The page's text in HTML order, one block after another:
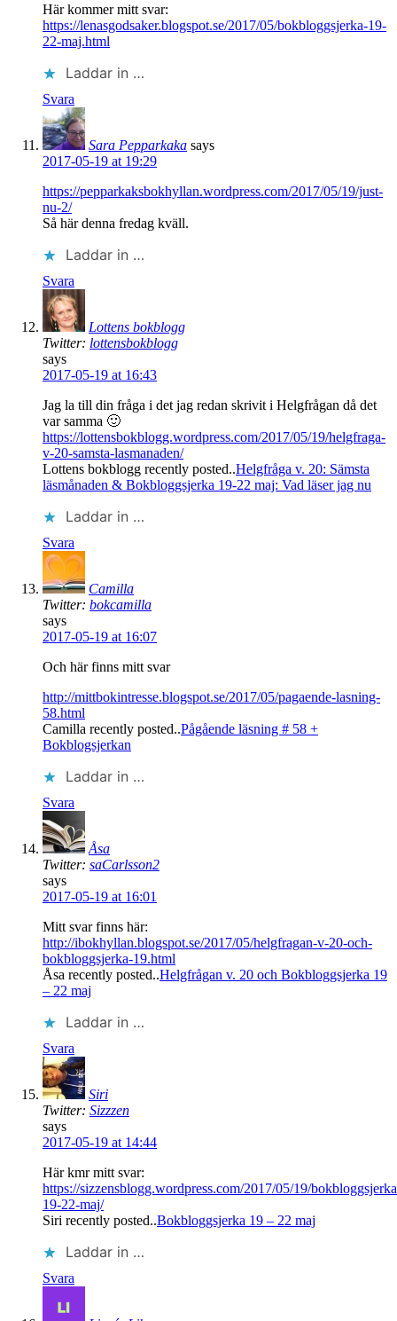
Här kommer mitt svar:
https://lenasgodsaker.blogspot.se/2017/05/bokbloggsjerka-19-
22-maj.html
Laddar in …
Svara
Sara Pepparkaka says
2017-05-19 at 19:29
https://pepparkaksbokhyllan.wordpress.com/2017/05/19/just-
nu-2/
Så här denna fredag kväll.
Laddar in …
Svara
Lottens bokblogg
Twitter: lottensbokblogg
says
2017-05-19 at 16:43
Jag la till din fråga i det jag redan skrivit i Helgfrågan då det
var samma 🙂
https://lottensbokblogg.wordpress.com/2017/05/19/helgfraga-
v-20-samsta-lasmanaden/
Lottens bokblogg recently posted..Helgfråga v. 20: Sämsta
läsmånaden & Bokbloggsjerka 19-22 maj: Vad läser jag nu
Laddar in …
Svara
Camilla
Twitter: bokcamilla
says
2017-05-19 at 16:07
Och här finns mitt svar
http://mittbokintresse.blogspot.se/2017/05/pagaende-lasning-
58.html
Camilla recently posted..Pågående läsning # 58 +
Bokblogsjerkan
Laddar in …
Svara
Åsa
Twitter: saCarlsson2
says
2017-05-19 at 16:01
Mitt svar finns här:
http://ibokhyllan.blogspot.se/2017/05/helgfragan-v-20-och-
bokbloggsjerka-19.html
Åsa recently posted..Helgfrågan v. 20 och Bokbloggsjerka 19
– 22 maj
Laddar in …
Svara
Siri
Twitter: Sizzzen
says
2017-05-19 at 14:44
Här kmr mitt svar:
https://sizzensblogg.wordpress.com/2017/05/19/
19-22-maj/
Siri recently posted..Bokbloggsjerka 19 – 22 maj
Laddar in …
Svara